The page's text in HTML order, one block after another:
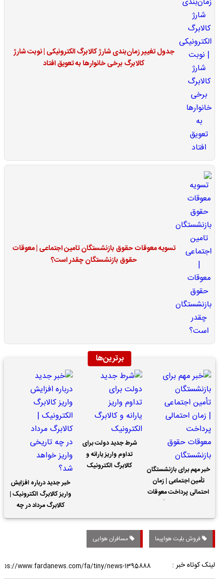
جدول تغییر زمان‌بندی شارژ کالابرگ الکترونیکی | نوبت شارژ
کالابرگ برخی خانوارها به تعویق افتاد
تسویه معوقات حقوق بازنشستگان تامین اجتماعی | معوقات
حقوق بازنشستگان چقدر است؟
برترین‌ها
خبر مهم برای بازنشستگان
تأمین اجتماعی | زمان
احتمالی پرداخت معوقات
شرط جدید دولت برای
تداوم واریز یارانه و
کالابرگ الکترونیک
خبر جدید درباره افزایش
واریز کالابرگ الکترونیک |
کالابرگ مرداد در چه
تاریخی واریز خواهد شد؟
فروش بلیت هواپیما مسافران هوایی
لینک کوتاه خبر :